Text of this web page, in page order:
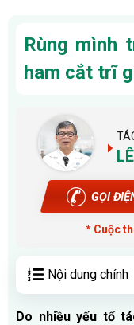
Rùng mình
ham cắt trĩ
GỌI
* Cuộc
Nội dung chính
Do nhiều yếu tố